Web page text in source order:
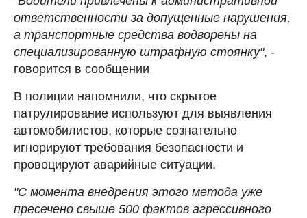
ответственности за допущенные нарушения,
а транспортные средства водворены на
специализированную штрафную стоянку", -
говорится в сообщении
В полиции напомнили, что скрытое
патрулирование используют для выявления
автомобилистов, которые сознательно
игнорируют требования безопасности и
провоцируют аварийные ситуации.
"С момента внедрения этого метода уже
пресечено свыше 500 фактов агрессивного